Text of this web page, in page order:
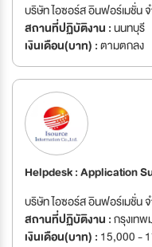
บริษัท ไอซอร์ส อินฟอร์เมชั่น
สถานที่ปฏิบัติงาน :นนทบุรี
เงินเดือน(บาท) :ตามตกลง
Helpdesk : Application
บริษัท ไอซอร์ส อินฟอร์เมชั่น
สถานที่ปฏิบัติงาน :กรุงเท
เงินเดือน(บาท) : 15,000 -